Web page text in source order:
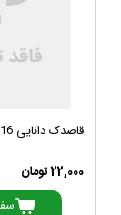
قاصدک دانایی 16 تکه های پازل
22,000 تومان